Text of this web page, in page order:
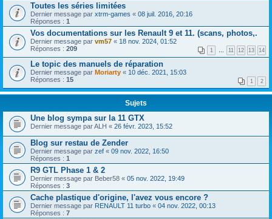
Toutes les séries limitées
Dernier message par xtrm-games « 08 juil. 2016, 20:16
Réponses : 1
Vos documentations sur les Renault 9 et 11. (scans, photos,.
Dernier message par vm57 « 18 nov. 2024, 01:52
Réponses : 209 1 11 12 13 14
Le topic des manuels de réparation
Dernier message par Moriarty « 10 déc. 2021, 15:03
Réponses : 15 1 2
Sujets
Une blog sympa sur la 11 GTX
Dernier message parALH « 26 févr. 2023, 15:52
Blog sur restau de Zender
Dernier message par zef « 09 nov. 2022, 16:50
Réponses : 1
R9 GTL Phase 1 & 2
Dernier message par Beber58 « 05 nov. 2022, 19:49
Réponses : 3
Cache plastique d'origine, l'avez vous encore ?
Dernier message par RENAULT 11 turbo « 04 nov. 2022, 00:13
Réponses : 7